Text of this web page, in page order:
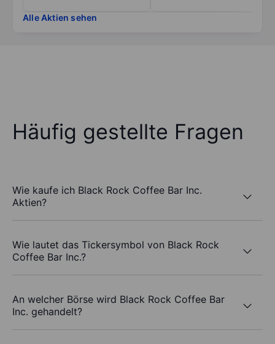
Alle Aktien sehen
Häufig gestellte Fragen
Wie kaufe ich Black Rock Coffee Bar Inc.
Aktien?
Wie lautet das Tickersymbol von Black Rock
Coffee Bar Inc.?
An welcher Börse wird Black Rock Coffee Bar
Inc. gehandelt?